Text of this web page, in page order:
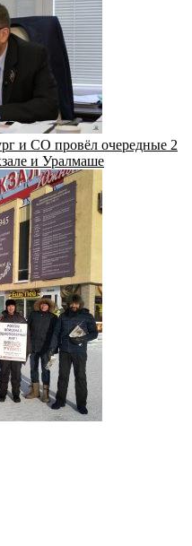
и СО провёл очередные 2
и Уралмаше